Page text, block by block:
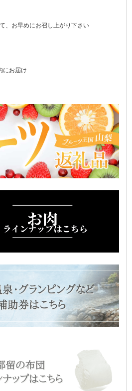
、お早めにお召し上がり下さい
にお届け